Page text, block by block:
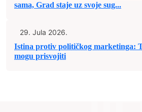
sama, Grad staje uz svoje sug...
29. Jula 2026.
Istina protiv političkog marketinga:
mogu prisvojiti